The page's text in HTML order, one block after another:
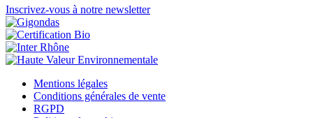
Inscrivez-vous à notre newsletter
Mentions légales
Conditions générales de vente
RGPD